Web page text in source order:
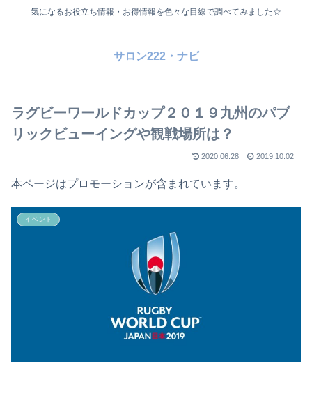
気になるお役立ち情報・お得情報を色々な目線で調べてみました☆
サロン222・ナビ
ラグビーワールドカップ２０１９九州のパブ
リックビューイングや観戦場所は？
2020.06.28 2019.10.02
本ページはプロモーションが含まれています。
イベント